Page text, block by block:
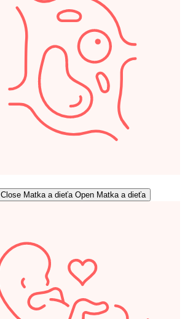
Close Matka a dieťa Open Matka a dieťa